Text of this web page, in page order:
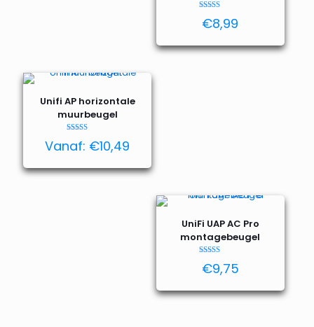
5.00
uit 5
€8,99
Unifi AP horizontale
muurbeugel
4.95
Vanaf: €10,49
UniFi UAP AC Pro
montagebeugel
4.80
uit 5
€9,75